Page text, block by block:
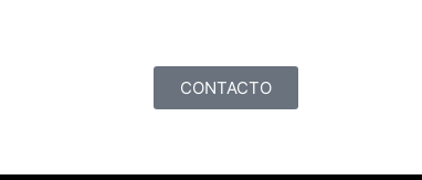
CONTACTO